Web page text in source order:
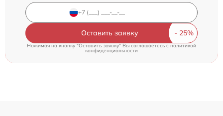
Оставить заявку
Нажимая на кнопку "Оставить заявку" Вы соглашаетесь cполитикой
конфиденциальности